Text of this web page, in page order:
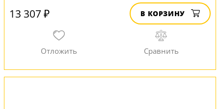
13 307 ₽ В КОРЗИНУ